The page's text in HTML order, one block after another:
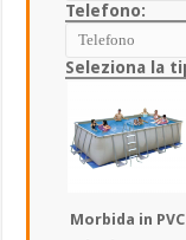
Telefono:
Seleziona la
Morbida in PVC